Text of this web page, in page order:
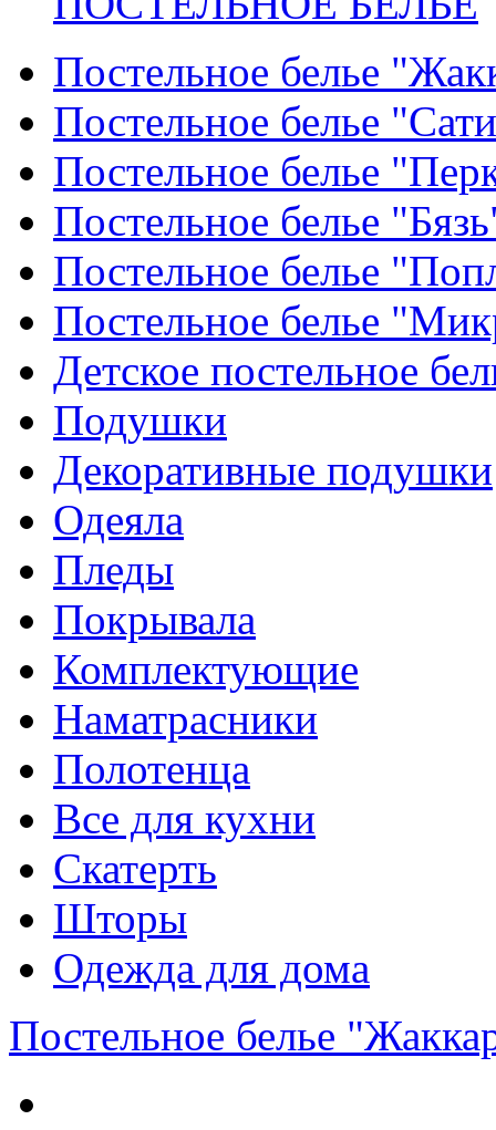
Постельное белье
Постельное белье
Постельное белье
Постельное белье
Постельное белье
Постельное белье
Детское постельное
Подушки
Декоративные подушки
Одеяла
Пледы
Покрывала
Комплектующие
Наматрасники
Полотенца
Все для кухни
Скатерть
Шторы
Одежда для дома
Постельное белье